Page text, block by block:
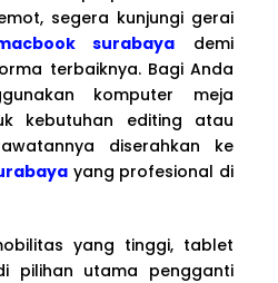
segera kunjungi gerai
surabaya demi
terbaiknya. Bagi Anda
komputer meja
kebutuhan editing atau
diserahkan ke
yang profesional di
yang tinggi, tablet
pilihan utama pengganti